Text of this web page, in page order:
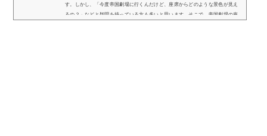
す。しかし、「今度帝国劇場に行くんだけど、座席からどのような景色が見え
るの？」などと疑問を持っている方も多いと思います。そこで、帝国劇場の座